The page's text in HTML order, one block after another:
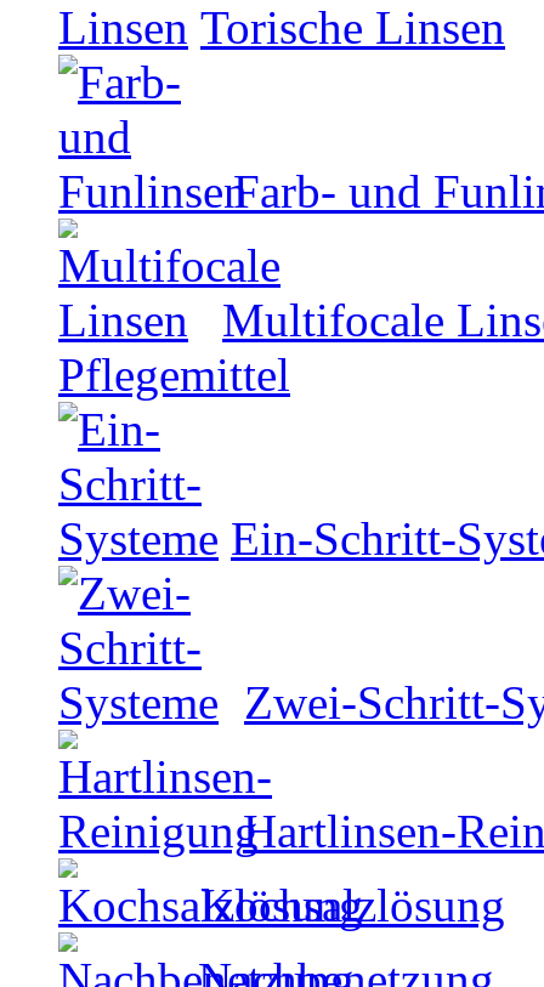
Torische Linsen
Farb- und
Multifocale
Pflegemittel
Ein-Schritt-
Zwei-Schritt-
Hartlinsen-
Kochsalzlösung